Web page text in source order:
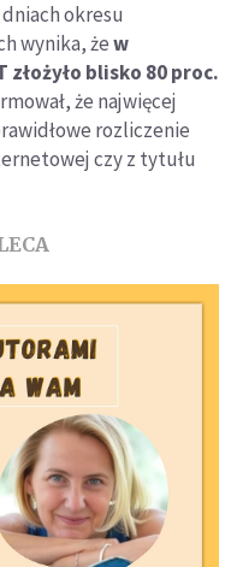
okresu
wynika, żew
blisko 80 proc.
że najwięcej
rozliczenie
czy z tytułu